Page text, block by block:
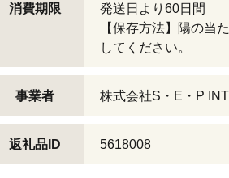
消費期限
発送日より60日間
【保存方法】陽の当
してください。
事業者 株式会社S・E・P
返礼品ID 5618008